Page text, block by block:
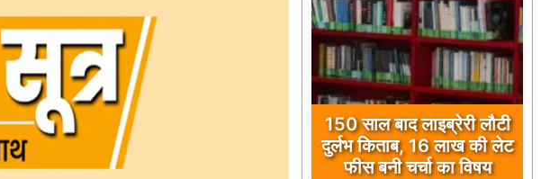
150 साल बाद लाइब्रेरी लौटी
दुर्लभ किताब, 16 लाख की लेट
फीस बनी चर्चा का विषय